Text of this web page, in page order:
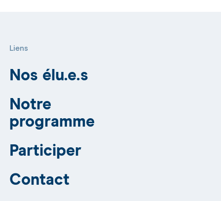
Liens
Nos élu.e.s
Notre
programme
Participer
Contact